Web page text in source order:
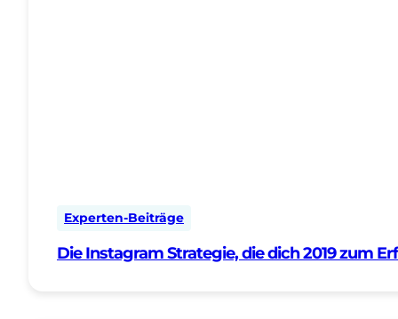
Experten-Beiträge
Die Instagram Strategie, die dich 2019 zum